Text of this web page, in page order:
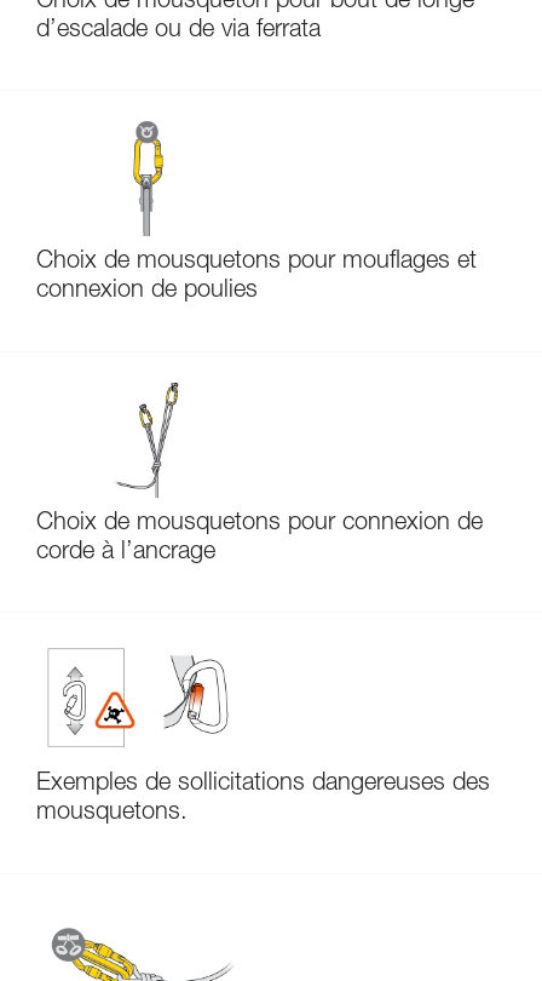
d’escalade ou de via ferrata
Choix de mousquetons pour mouflages et
connexion de poulies
Choix de mousquetons pour connexion de
corde à l’ancrage
Exemples de sollicitations dangereuses des
mousquetons.